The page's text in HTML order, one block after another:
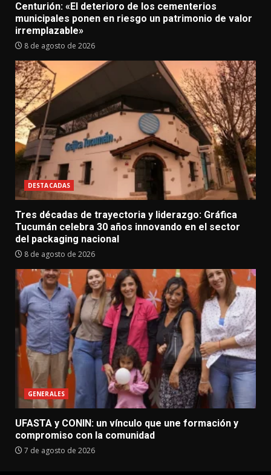
Centurión: «El deterioro de los cementerios
municipales ponen en riesgo un patrimonio de valor
irremplazable»
8 de agosto de 2026
DESTACADAS
Tres décadas de trayectoria y liderazgo: Gráfica
Tucumán celebra 30 años innovando en el sector
del packaging nacional
8 de agosto de 2026
GENERALES
UFASTA y CONIN: un vínculo que une formación y
compromiso con la comunidad
7 de agosto de 2026